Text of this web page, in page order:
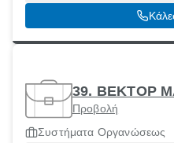
39. ΒΕΚΤΟΡ
Προβολή
Συστήματα Οργανώσεως